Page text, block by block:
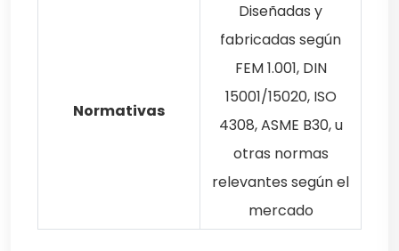
Normativas
Diseñadas y
fabricadas según
FEM 1.001, DIN
15001/15020, ISO
4308, ASME B30, u
otras normas
relevantes según el
mercado